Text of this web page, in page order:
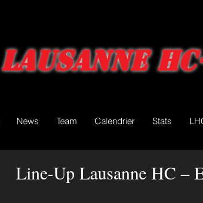
Lausanne
News Team Calendrier Stats
Line-Up Lausanne HC –